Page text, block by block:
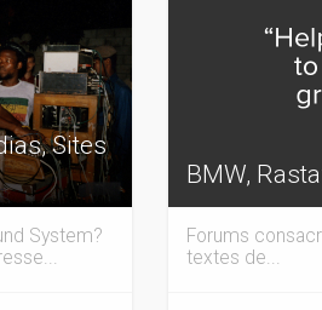
Sites
System?
BMW,
Forums
textes de...